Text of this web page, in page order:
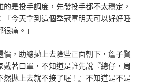
的是投手調度，先發投手都不太穩定，
「今天拿到這個季冠軍明天可以好好睡
痛。」
價，助總拋上去險些正面朝下，詹子賢
戴著口罩，不知道是誰先說『總仔，周
然拋上去就不接了喔！』不知道是不是